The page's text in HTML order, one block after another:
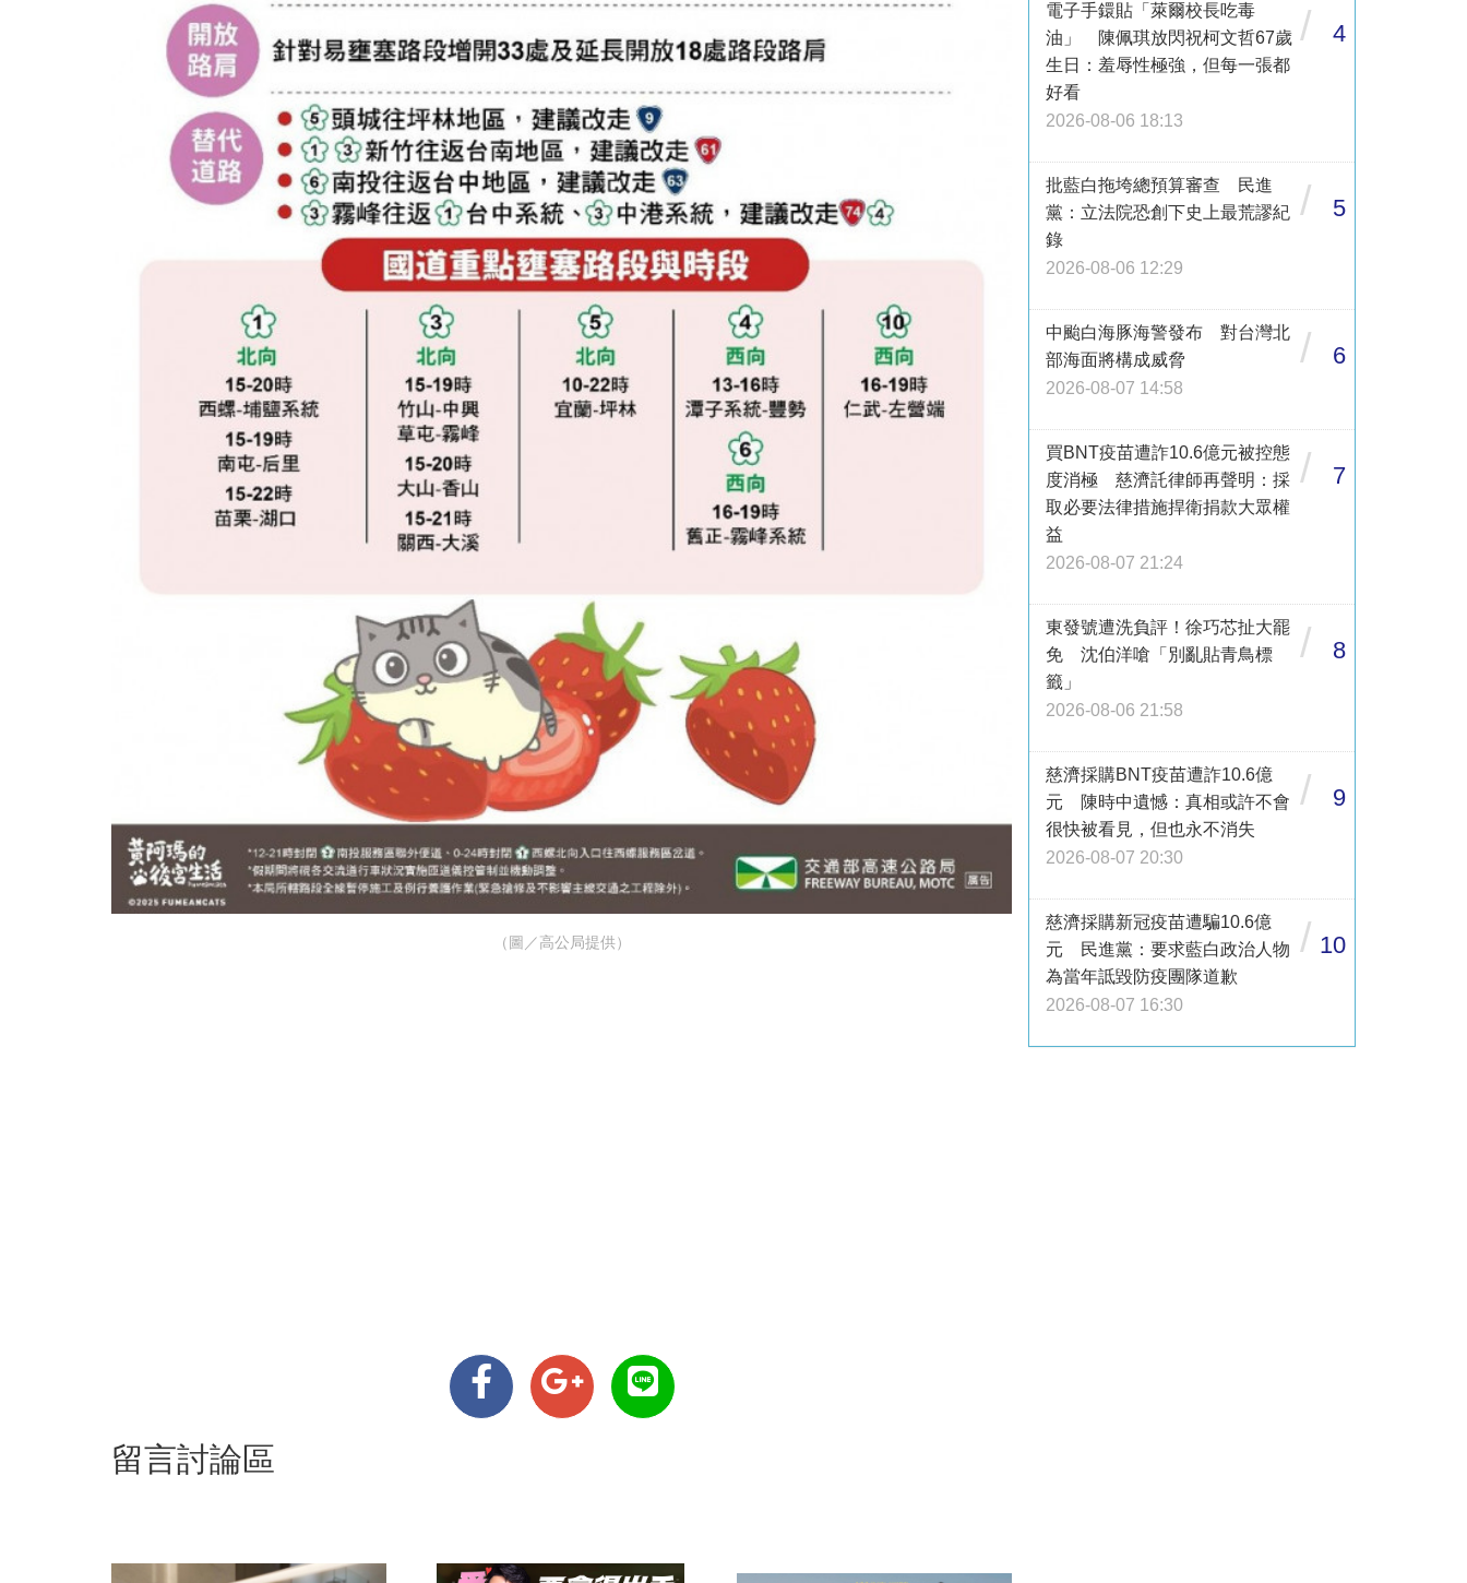
（圖／高公局提供）
留言討論區
電子手鐶貼「萊爾校長吃毒
油」 陳佩琪放閃祝柯文哲67歲
生日：羞辱性極強，但每一張都
好看
2026-08-06 18:13
/ 4
批藍白拖垮總預算審查 民進
黨：立法院恐創下史上最荒謬紀
錄
2026-08-06 12:29
/ 5
中颱白海豚海警發布 對台灣北
部海面將構成威脅
2026-08-07 14:58
/ 6
買BNT疫苗遭詐10.6億元被控態
度消極 慈濟託律師再聲明：採
取必要法律措施捍衛捐款大眾權
益
2026-08-07 21:24
/ 7
東發號遭洗負評！徐巧芯扯大罷
免 沈伯洋嗆「別亂貼青鳥標
籤」
2026-08-06 21:58
/ 8
慈濟採購BNT疫苗遭詐10.6億
元 陳時中遺憾：真相或許不會
很快被看見，但也永不消失
2026-08-07 20:30
/ 9
慈濟採購新冠疫苗遭騙10.6億
元 民進黨：要求藍白政治人物
為當年詆毀防疫團隊道歉
2026-08-07 16:30
/ 10